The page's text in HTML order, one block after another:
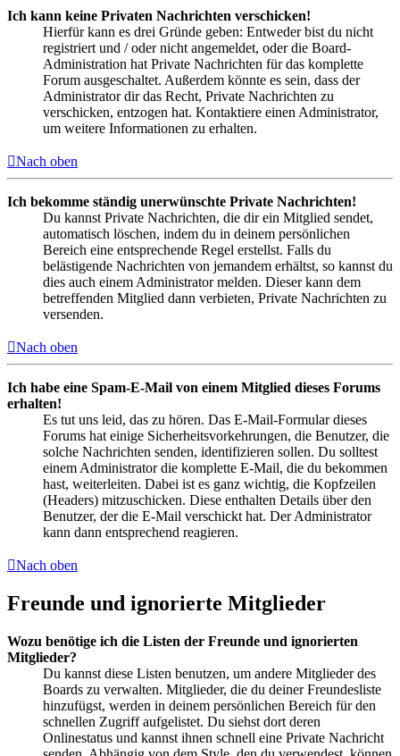
Ich kann keine Privaten Nachrichten verschicken!
Hierfür kann es drei Gründe geben: Entweder bist du nicht
registriert und / oder nicht angemeldet, oder die Board-
Administration hat Private Nachrichten für das komplette
Forum ausgeschaltet. Außerdem könnte es sein, dass der
Administrator dir das Recht, Private Nachrichten zu
verschicken, entzogen hat. Kontaktiere einen Administrator,
um weitere Informationen zu erhalten.
Nach oben
Ich bekomme ständig unerwünschte Private Nachrichten!
Du kannst Private Nachrichten, die dir ein Mitglied sendet,
automatisch löschen, indem du in deinem persönlichen
Bereich eine entsprechende Regel erstellst. Falls du
belästigende Nachrichten von jemandem erhältst, so kannst du
dies auch einem Administrator melden. Dieser kann dem
betreffenden Mitglied dann verbieten, Private Nachrichten zu
versenden.
Nach oben
Ich habe eine Spam-E-Mail von einem Mitglied dieses Forums
erhalten!
Es tut uns leid, das zu hören. Das E-Mail-Formular dieses
Forums hat einige Sicherheitsvorkehrungen, die Benutzer, die
solche Nachrichten senden, identifizieren sollen. Du solltest
einem Administrator die komplette E-Mail, die du bekommen
hast, weiterleiten. Dabei ist es ganz wichtig, die Kopfzeilen
(Headers) mitzuschicken. Diese enthalten Details über den
Benutzer, der die E-Mail verschickt hat. Der Administrator
kann dann entsprechend reagieren.
Nach oben
Freunde und ignorierte Mitglieder
Wozu benötige ich die Listen der Freunde und ignorierten
Mitglieder?
Du kannst diese Listen benutzen, um andere Mitglieder des
Boards zu verwalten. Mitglieder, die du deiner Freundesliste
hinzufügst, werden in deinem persönlichen Bereich für den
schnellen Zugriff aufgelistet. Du siehst dort deren
Onlinestatus und kannst ihnen schnell eine Private Nachricht